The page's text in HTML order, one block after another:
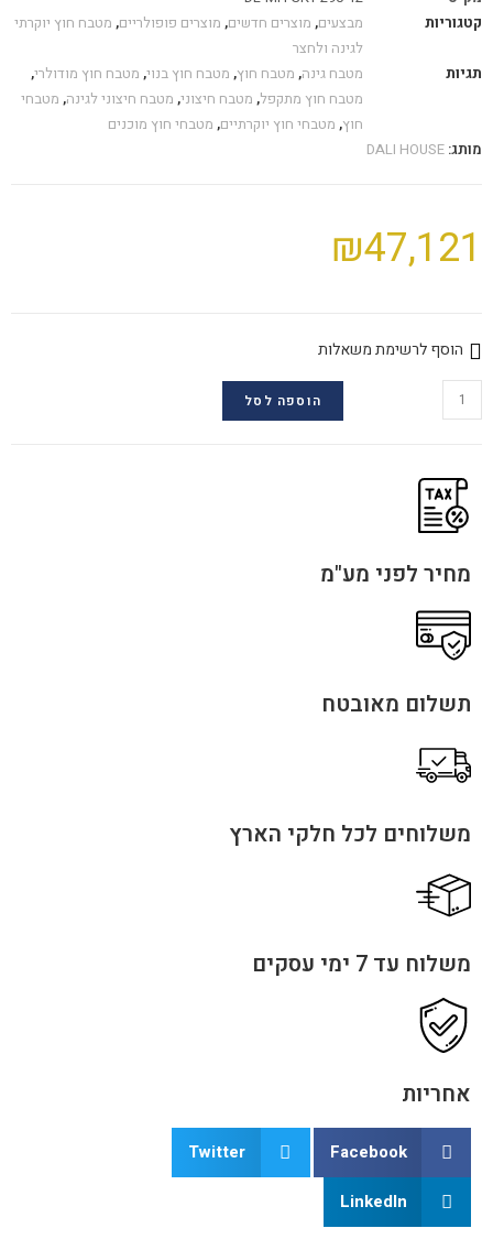
קטגוריות
מבצעים, מוצרים חדשים, מוצרים פופולריים, מטבח חוץ יוקרתי
לגינה ולחצר
תגיות
מטבח גינה, מטבח חוץ, מטבח חוץ בנוי, מטבח חוץ מודולרי,
מטבח חוץ מתקפל, מטבח חיצוני, מטבח חיצוני לגינה, מטבחי
חוץ, מטבחי חוץ יוקרתיים, מטבחי חוץ מוכנים
מותג: DALI HOUSE
₪47,121
הוסף לרשימת משאלות
הוספה לסל
מחיר לפני מע"מ
תשלום מאובטח
משלוחים לכל חלקי הארץ
משלוח עד 7 ימי עסקים​
אחריות
Facebook
Twitter
LinkedIn